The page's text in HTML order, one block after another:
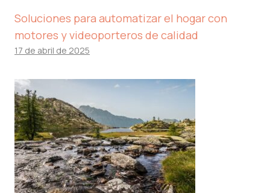
Soluciones para automatizar el hogar con
motores y videoporteros de calidad
17 de abril de 2025